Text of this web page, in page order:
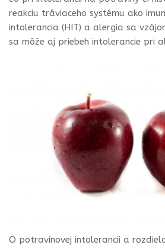
reakciu tráviaceho systému ako
intolerancia (HIT) a alergia sa
sa môže aj priebeh intolerancie pri
O potravinovej intolerancii a